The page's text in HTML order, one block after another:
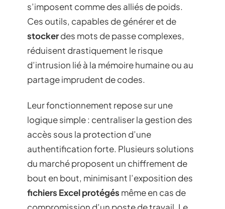
s’imposent comme des alliés de poids.
Ces outils, capables de générer et de
stockerdes mots de passe complexes,
réduisent drastiquement le risque
d’intrusion lié à la mémoire humaine ou au
partage imprudent de codes.
Leur fonctionnement repose sur une
logique simple : centraliser la gestion des
accès sous la protection d’une
authentification forte. Plusieurs solutions
du marché proposent un chiffrement de
bout en bout, minimisant l’exposition des
fichiers Excel protégés même en cas de